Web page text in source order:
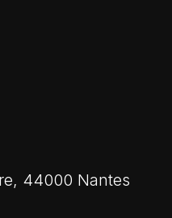
44000 Nantes